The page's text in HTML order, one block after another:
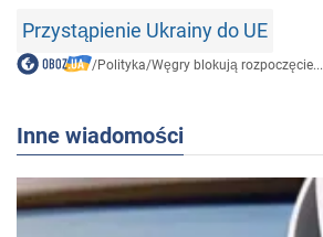
Przystąpienie Ukrainy do UE
/Polityka/Węgry blokują rozpoczęcie...
Inne wiadomości